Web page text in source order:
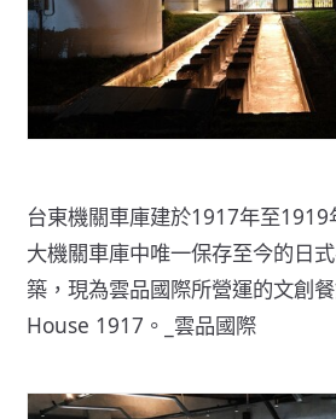
台東機關車庫建於1917年至
大機關車庫中唯一保存至今的日
築，現為雲品國際所營運的文創
House 1917。_雲品國際